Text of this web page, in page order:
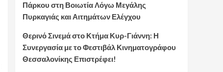
Πάρκου στη Βοιωτία Λόγω Μεγάλης
Πυρκαγιάς και Αιτημάτων Ελέγχου
Θερινό Σινεμά στο Κτήμα Κυρ-Γιάννη: Η
Συνεργασία με το Φεστιβάλ Κινηματογράφου
Θεσσαλονίκης Επιστρέφει!